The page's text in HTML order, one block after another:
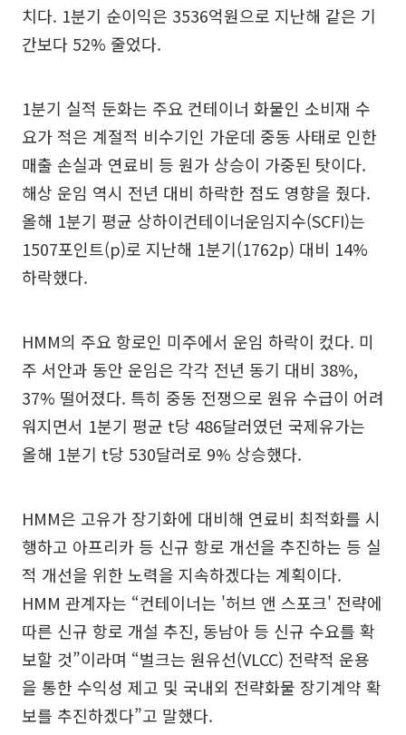
치다. 1분기 순이익은 3536억원으로 지난해 같은 기
간보다 52% 줄었다.
1분기 실적 둔화는 주요 컨테이너 화물인 소비재 수
요가 적은 계절적 비수기인 가운데 중동 사태로 인한
매출 손실과 연료비 등 원가 상승이 가중된 탓이다.
해상 운임 역시 전년 대비 하락한 점도 영향을 줬다.
올해 1분기 평균 상하이컨테이너운임지수(SCFI)는
1507포인트(p)로 지난해 1분기(1762p) 대비 14%
하락했다.
HMM의 주요 항로인 미주에서 운임 하락이 컸다. 미
주 서안과 동안 운임은 각각 전년 동기 대비 38%,
37% 떨어졌다. 특히 중동 전쟁으로 원유 수급이 어려
워지면서 1분기 평균 t당 486달러였던 국제유가는
올해 1분기 t당 530달러로 9% 상승했다.
HMM은 고유가 장기화에 대비해 연료비 최적화를 시
행하고 아프리카 등 신규 항로 개선을 추진하는 등 실
적 개선을 위한 노력을 지속하겠다는 계획이다.
HMM 관계자는 “컨테이너는 '허브 앤 스포크' 전략에
따른 신규 항로 개설 추진, 동남아 등 신규 수요를 확
보할 것”이라며 “벌크는 원유선(VLCC) 전략적 운용
을 통한 수익성 제고 및 국내외 전략화물 장기계약 확
보를 추진하겠다”고 말했다.